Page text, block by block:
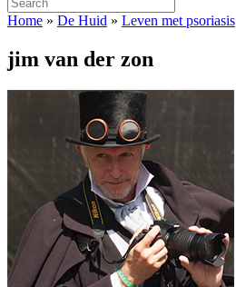
Home » De Huid » Leven met psoriasis
jim van der zon